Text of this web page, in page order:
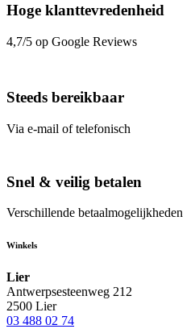
Hoge klanttevredenheid
4,7/5 op Google Reviews
Steeds bereikbaar
Via e-mail of telefonisch
Snel & veilig betalen
Verschillende betaalmogelijkheden
Winkels
Lier
Antwerpsesteenweg 212
2500 Lier
03 488 02 74